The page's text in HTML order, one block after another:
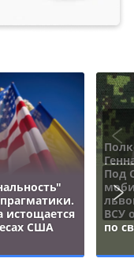
истощается
США
Под
ВСУ
по